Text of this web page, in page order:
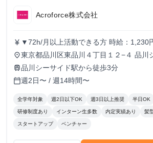
ンターンシップ！
Acroforce株式会社
currency_yen ▼72h/月以上活動できる方 時給：1,230
により変動） ▼56h/月以上72h/月未満活
1,230円〜1,780円（役職により変動）
ンティブの支給があります。
place東京都品川区東品川４丁目１２−４ 品川
ワー 11F
train品川シーサイド駅から徒歩3分
calendar_today週2日〜 / 週14時間〜
全学年対象 週2日以下OK 週3日以上推奨 半日OK
研修制度あり インターン生多数 内定実績あり 髪
スタートアップ ベンチャー